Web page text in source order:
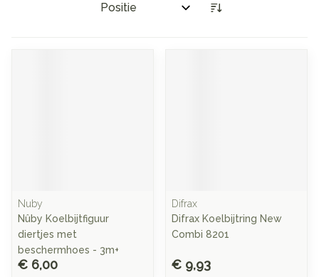
Sorteer op:
Nuby
Nûby Koelbijtfiguur
diertjes met
beschermhoes - 3m+
€ 6,00
Difrax
Difrax Koelbijtring New
Combi 8201
€ 9,93